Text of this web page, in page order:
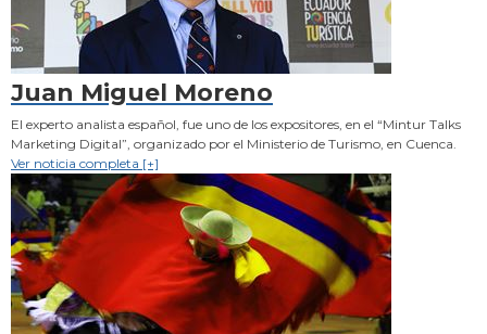
Juan Miguel Moreno
El experto analista español, fue uno de los expositores, en el “Mintur Talks
Marketing Digital”, organizado por el Ministerio de Turismo, en Cuenca.
Ver noticia completa [+]